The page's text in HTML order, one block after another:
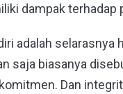
dampak
adalah selarasnya
saja biasanya
Dan